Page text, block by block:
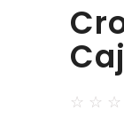
☆ ☆ ☆